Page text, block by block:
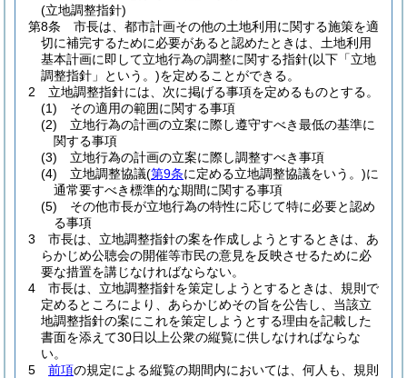
(立地調整指針)
第8条
市長は、都市計画その他の土地利用に関する施策を適
切に補完するために必要があると認めたときは、土地利用
基本計画に即して立地行為の調整に関する指針(以下「立地
調整指針」という。)を定めることができる。
2
立地調整指針には、次に掲げる事項を定めるものとする。
(1)
その適用の範囲に関する事項
(2)
立地行為の計画の立案に際し遵守すべき最低の基準に
関する事項
(3)
立地行為の計画の立案に際し調整すべき事項
(4)
立地調整協議(第9条に定める立地調整協議をいう。)に
通常要すべき標準的な期間に関する事項
(5)
その他市長が立地行為の特性に応じて特に必要と認め
る事項
3
市長は、立地調整指針の案を作成しようとするときは、あ
らかじめ公聴会の開催等市民の意見を反映させるために必
要な措置を講じなければならない。
4
市長は、立地調整指針を策定しようとするときは、規則で
定めるところにより、あらかじめその旨を公告し、当該立
地調整指針の案にこれを策定しようとする理由を記載した
書面を添えて30日以上公衆の縦覧に供しなければならな
い。
5
前項の規定による縦覧の期間内においては、何人も、規則